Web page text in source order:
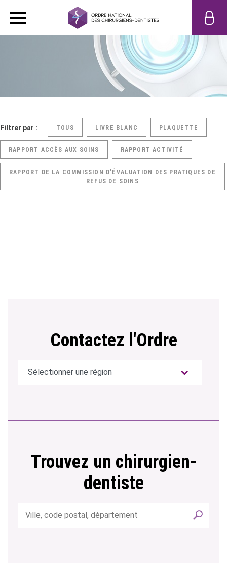
Filtrer par : TOUS LIVRE BLANC PLAQUETTE
RAPPORT ACCÈS AUX SOINS RAPPORT ACTIVITÉ
RAPPORT DE LA COMMISSION D’ÉVALUATION DES PRATIQUES DE
REFUS DE SOINS
Contactez l'Ordre
Trouvez un chirurgien-
dentiste